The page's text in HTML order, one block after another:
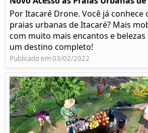
Por Itacaré Drone. Você já conhece
praias urbanas de Itacaré? Mais
com muito mais encantos e
um destino completo!
Publicado em 03/02/2022